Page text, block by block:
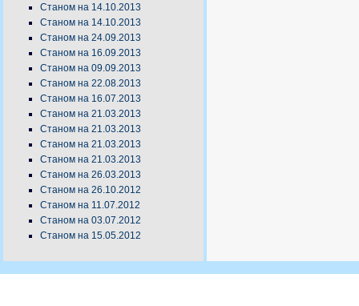
Станом на 14.10.2013
Станом на 14.10.2013
Станом на 24.09.2013
Станом на 16.09.2013
Станом на 09.09.2013
Станом на 22.08.2013
Станом на 16.07.2013
Станом на 21.03.2013
Станом на 21.03.2013
Станом на 21.03.2013
Станом на 21.03.2013
Станом на 26.03.2013
Станом на 26.10.2012
Станом на 11.07.2012
Станом на 03.07.2012
Станом на 15.05.2012